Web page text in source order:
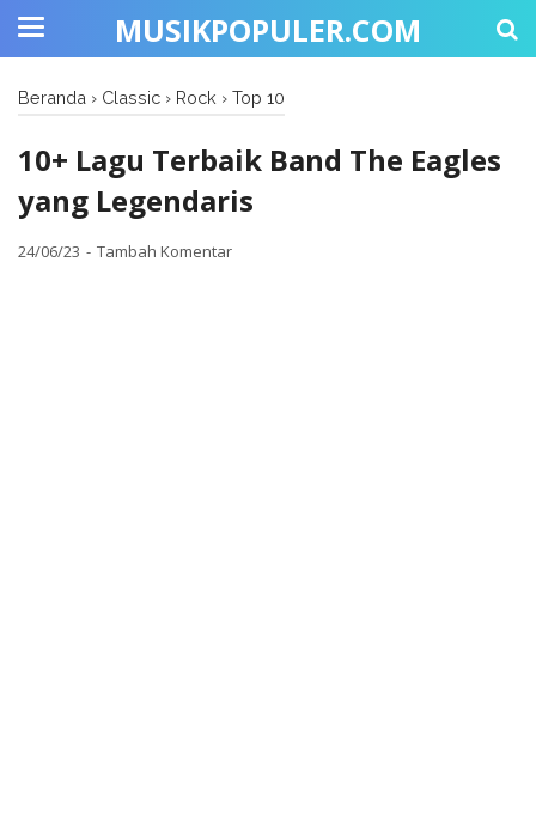
MUSIKPOPULER.COM
Beranda › Classic › Rock › Top 10
10+ Lagu Terbaik Band The Eagles
yang Legendaris
24/06/23 Tambah Komentar